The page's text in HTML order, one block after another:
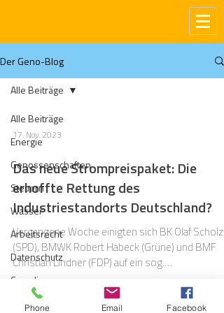
Der Geno-Blog
Alle Beiträge
Energie
Genossenschaften
Steuern
Wasser
Arbeitsrecht
Datenschutz
Compliance
Gas
Alle Beiträge
17. Nov. 2023
Das neue Strompreispaket: Die
erhoffte Rettung des
Industriestandorts Deutschland?
Vergangene Woche einigten sich BK Olaf Scholz
(SPD), BMWK Robert Habeck (Grüne) und BMF
Christian Lindner (FDP) auf ein sog.
Strompreispaket
Phone Email Facebook